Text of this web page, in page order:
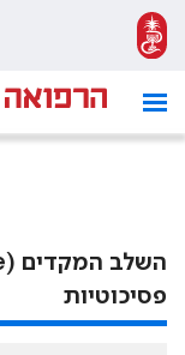
פסיכוטיות